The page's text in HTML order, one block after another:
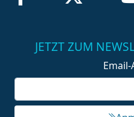
JETZT ZUM